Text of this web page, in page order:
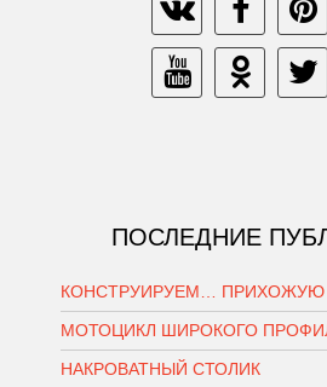
ПОСЛЕДНИЕ
КОНСТРУИРУЕМ… ПРИХОЖУЮ
МОТОЦИКЛ ШИРОКОГО
НАКРОВАТНЫЙ СТОЛИК